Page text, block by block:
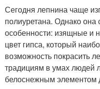
Сегодня лепнина чаще
полиуретана. Однако
особенности: изящные и
цвет гипса, который
возможность покрасить
традициям в умах людей
белоснежным элементом